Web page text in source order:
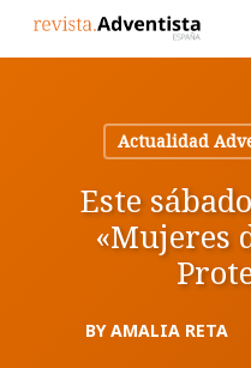
Actualidad
Este
«Mujeres
BY AMALIA RETA